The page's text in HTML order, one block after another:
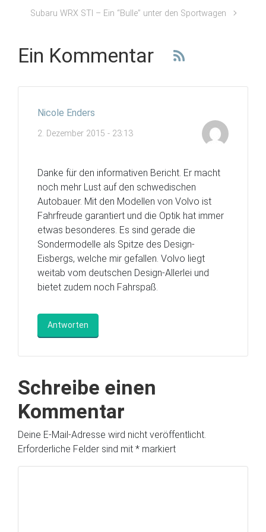
Subaru WRX STI – Ein “Bulle” unter den Sportwagen
Ein Kommentar
Nicole Enders
2. Dezember 2015 - 23:13
Danke für den informativen Bericht. Er macht
noch mehr Lust auf den schwedischen
Autobauer. Mit den Modellen von Volvo ist
Fahrfreude garantiert und die Optik hat immer
etwas besonderes. Es sind gerade die
Sondermodelle als Spitze des Design-
Eisbergs, welche mir gefallen. Volvo liegt
weitab vom deutschen Design-Allerlei und
bietet zudem noch Fahrspaß.
Antworten
Schreibe einen
Kommentar
Deine E-Mail-Adresse wird nicht veröffentlicht.
Erforderliche Felder sind mit * markiert